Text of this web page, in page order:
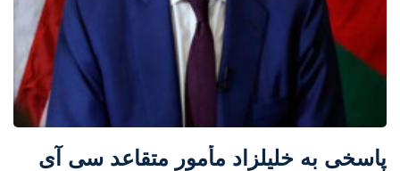
پاسخى به خليلزاد مأمور متقاعد سى آى